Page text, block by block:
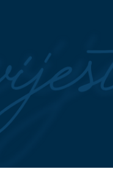
RASTE
Afrički talas zahvatio
gdje može pasti